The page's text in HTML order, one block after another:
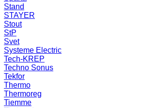
Stand
STAYER
Stout
StP
Svet
Systeme Electric
Tech-KREP
Techno Sonus
Tekfor
Thermo
Thermoreg
Tiemme